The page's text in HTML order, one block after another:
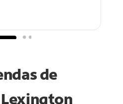
de
Lexington